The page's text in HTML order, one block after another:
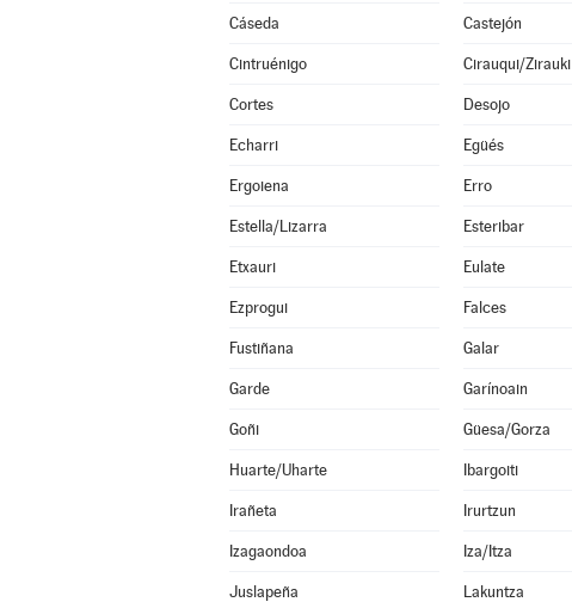
Cáseda Castejón
Cintruénigo Cirauqui/Zirauki
Cortes Desojo
Echarri Egüés
Ergoiena Erro
Estella/Lizarra Esteribar
Etxauri Eulate
Ezprogui Falces
Fustiñana Galar
Garde Garínoain
Goñi Güesa/Gorza
Huarte/Uharte Ibargoiti
Irañeta Irurtzun
Izagaondoa Iza/Itza
Juslapeña Lakuntza